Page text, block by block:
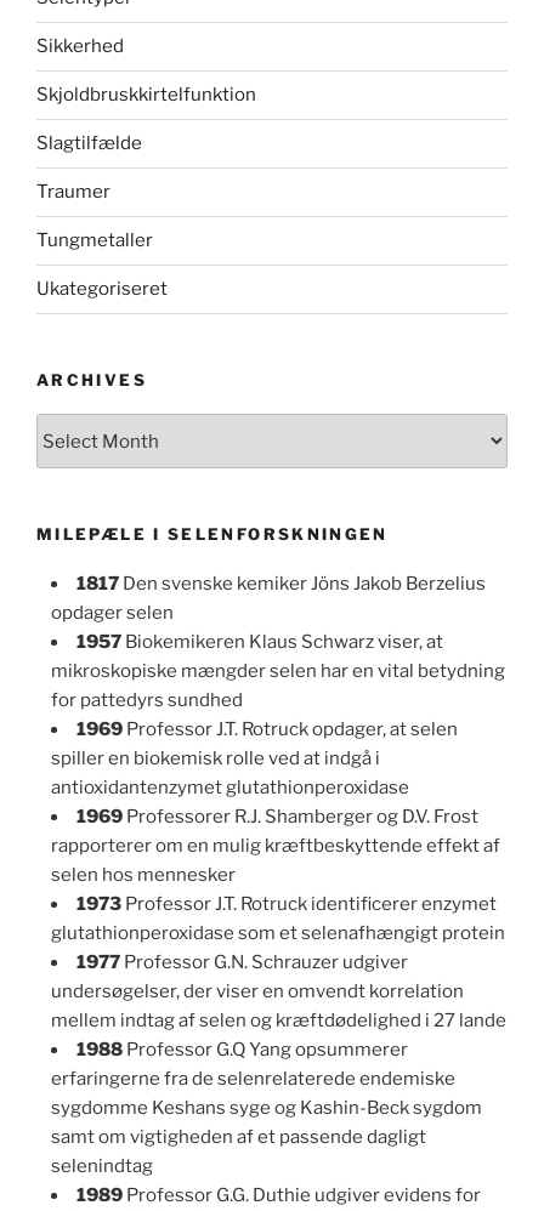
Sikkerhed
Skjoldbruskkirtelfunktion
Slagtilfælde
Traumer
Tungmetaller
Ukategoriseret
ARCHIVES
MILEPÆLE I SELENFORSKNINGEN
1817 Den svenske kemiker Jöns Jakob Berzelius
opdager selen
1957 Biokemikeren Klaus Schwarz viser, at
mikroskopiske mængder selen har en vital betydning
for pattedyrs sundhed
1969 Professor J.T. Rotruck opdager, at selen
spiller en biokemisk rolle ved at indgå i
antioxidantenzymet glutathionperoxidase
1969 Professorer R.J. Shamberger og D.V. Frost
rapporterer om en mulig kræftbeskyttende effekt af
selen hos mennesker
1973 Professor J.T. Rotruck identificerer enzymet
glutathionperoxidase som et selenafhængigt protein
1977 Professor G.N. Schrauzer udgiver
undersøgelser, der viser en omvendt korrelation
mellem indtag af selen og kræftdødelighed i 27 lande
1988 Professor G.Q Yang opsummerer
erfaringerne fra de selenrelaterede endemiske
sygdomme Keshans syge og Kashin-Beck sygdom
samt om vigtigheden af et passende dagligt
selenindtag
1989 Professor G.G. Duthie udgiver evidens for